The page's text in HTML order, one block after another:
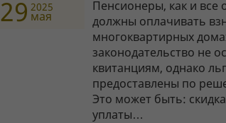
29 мая
2025
Пенсионеры, как и все
должны оплачивать
многоквартирных
законодательство не
квитанциям, однако
предоставлены по
Это может быть:
уплаты…